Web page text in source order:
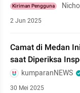
Kiriman Pengguna
2 Jun 2025
Camat di Medan
saat Diperiksa
kumparanNEWS
30 Mei 2025